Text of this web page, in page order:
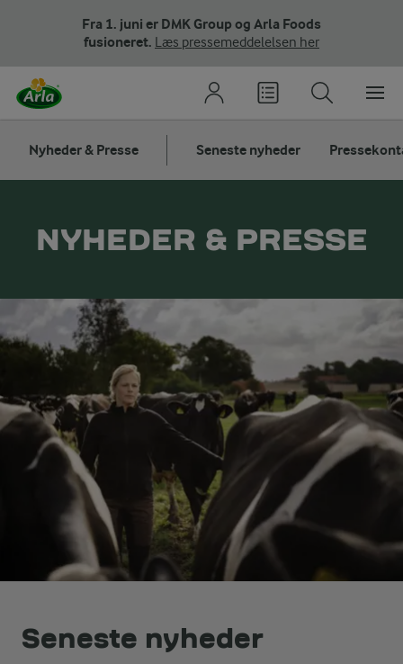
Fra 1. juni er DMK Group og Arla Foods
fusioneret. Læs pressemeddelelsen her
Nyheder & Presse Seneste nyheder
NYHEDER & PRESSE
Seneste nyheder